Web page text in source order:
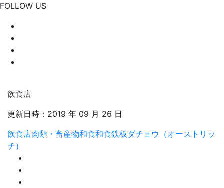
FOLLOW US
飲食店
更新日時： 2019 年 09 月 26 日
飲食店肉類・畜産物和食和食鉄板 ダチョウ（オーストリッ
チ）